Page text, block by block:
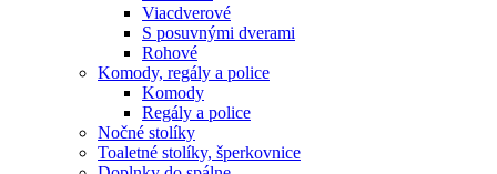
Viacdverové
S posuvnými dverami
Rohové
Komody, regály a police
Komody
Regály a police
Nočné stolíky
Toaletné stolíky, šperkovnice